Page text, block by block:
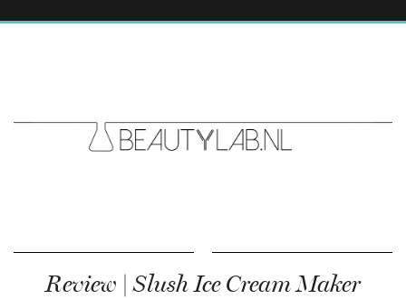
Review | Slush Ice Cream Maker